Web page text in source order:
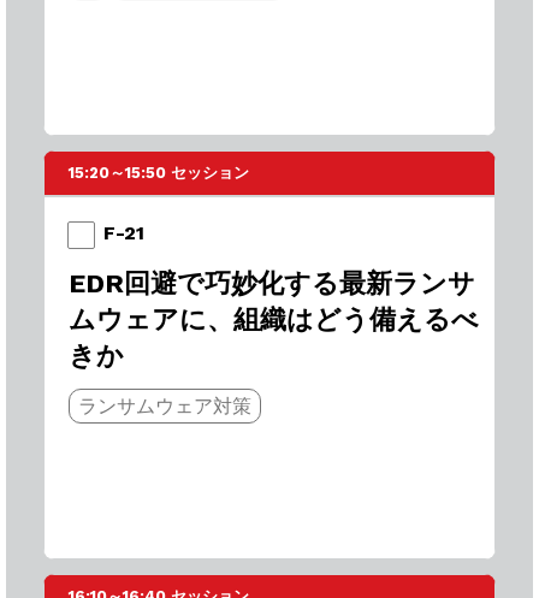
15:20～15:50 セッション
EDR回避で巧妙化する最新ランサ
ムウェアに、組織はどう備えるべ
きか
ランサムウェア対策
F-21